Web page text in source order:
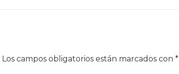
Los campos obligatorios están marcados con*